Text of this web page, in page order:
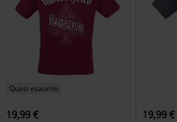
Quasi esaurito
19,99 € 19,99 €